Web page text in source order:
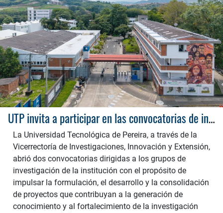
UTP invita a participar en las convocatorias de investigación 2026
La Universidad Tecnológica de Pereira, a través de la
Vicerrectoría de Investigaciones, Innovación y Extensión,
abrió dos convocatorias dirigidas a los grupos de
investigación de la institución con el propósito de
impulsar la formulación, el desarrollo y la consolidación
de proyectos que contribuyan a la generación de
conocimiento y al fortalecimiento de la investigación